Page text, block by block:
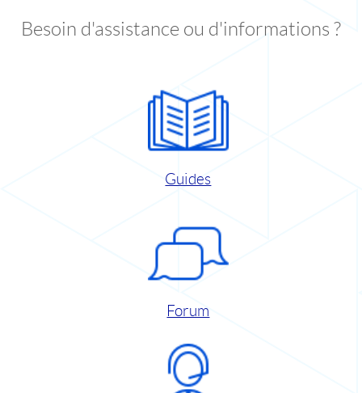
Besoin d'assistance ou d'informations ?
Guides
Forum